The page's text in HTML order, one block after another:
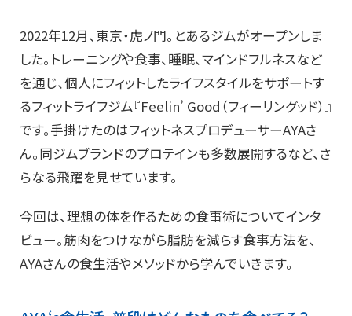
2022年12月、東京・虎ノ門。とあるジムがオープンしま
した。トレーニングや食事、睡眠、マインドフルネスなど
を通じ、個人にフィットしたライフスタイルをサポートす
るフィットライフジム『Feelin’ Good（フィーリングッド）』
です。手掛けたのはフィットネスプロデューサーAYAさ
ん。同ジムブランドのプロテインも多数展開するなど、さ
らなる飛躍を見せています。
今回は、理想の体を作るための食事術についてインタ
ビュー。筋肉をつけながら脂肪を減らす食事方法を、
AYAさんの食生活やメソッドから学んでいきます。